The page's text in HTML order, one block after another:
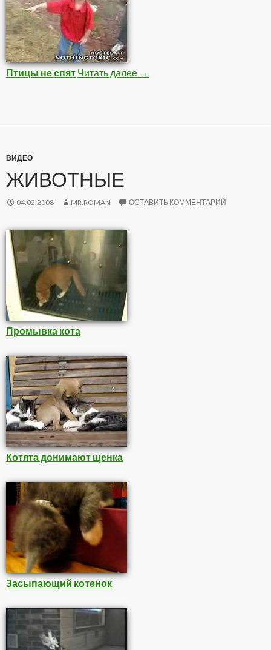
Птицы не спят Читать далее Детишки
→
ВИДЕО
ЖИВОТНЫЕ
04.02.2008 MR.ROMAN ОСТАВИТЬ КОММЕНТАРИЙ
Промывка кота
Котята донимают щенка
Засыпающий котенок